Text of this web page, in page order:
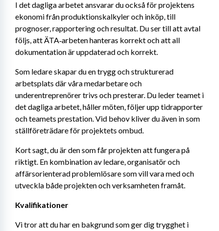
I det dagliga arbetet ansvarar du också för projektens
ekonomi från produktionskalkyler och inköp, till
prognoser, rapportering och resultat. Du ser till att avtal
följs, att ÄTA‑arbeten hanteras korrekt och att all
dokumentation är uppdaterad och korrekt.
Som ledare skapar du en trygg och strukturerad
arbetsplats där våra medarbetare och
underentreprenörer trivs och presterar. Du leder teamet i
det dagliga arbetet, håller möten, följer upp tidrapporter
och teamets prestation. Vid behov kliver du även in som
ställföreträdare för projektets ombud.
Kort sagt, du är den som får projekten att fungera på
riktigt. En kombination av ledare, organisatör och
affärsorienterad problemlösare som vill vara med och
utveckla både projekten och verksamheten framåt.
Kvalifikationer
Vi tror att du har en bakgrund som ger dig trygghet i